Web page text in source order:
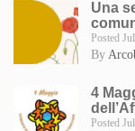
Una
Posted
By
4
Posted